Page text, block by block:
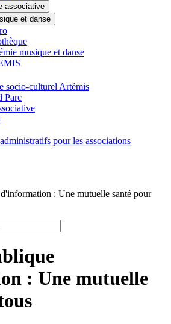
associative
et danse
musique et danse
socio-culturel Artémis
Parc
pour les associations
: Une mutuelle santé pour
: Une mutuelle